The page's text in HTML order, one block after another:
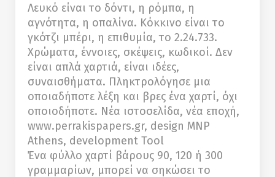
Λευκό είναι το δόντι, η ρόμπα, η
αγνότητα, η οπαλίνα. Κόκκινο είναι το
γκότζι μπέρι, η επιθυμία, το 2.24.733.
Χρώματα, έννοιες, σκέψεις, κωδικοί. Δεν
είναι απλά χαρτιά, είναι ιδέες,
συναισθήματα. Πληκτρολόγησε μια
οποιαδήποτε λέξη και βρες ένα χαρτί, όχι
οποιοδήποτε. Νέα ιστοσελίδα, νέα εποχή,
www.perrakispapers.gr, design MNP
Athens, development Tool
Ένα φύλλο χαρτί βάρους 90, 120 ή 300
γραμμαρίων, μπορεί να σηκώσει το